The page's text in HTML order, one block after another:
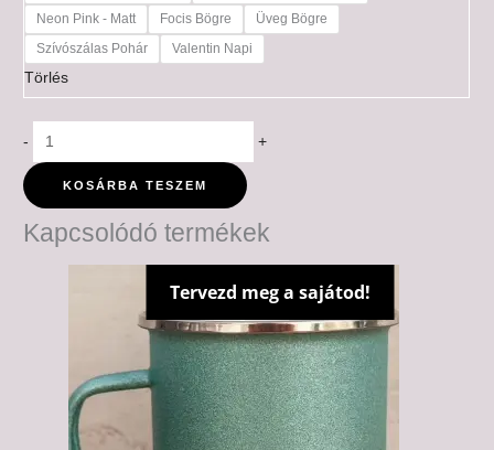
Neon Pink - Matt
Focis Bögre
Üveg Bögre
Szívószálas Pohár
Valentin Napi
Törlés
- +
KOSÁRBA TESZEM
Kapcsolódó termékek
Tervezd meg a sajátod!